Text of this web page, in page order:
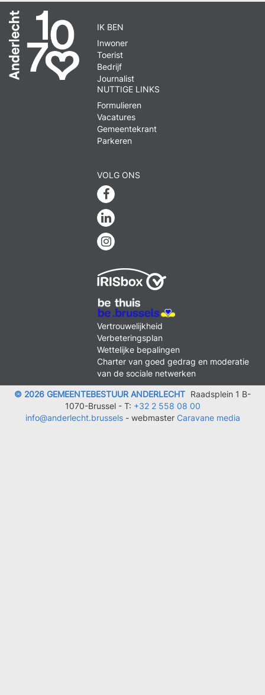
IK BEN
Inwoner
Toerist
Bedrijf
Journalist
NUTTIGE LINKS
Formulieren
Vacatures
Gemeentekrant
Parkeren
VOLG ONS
Facebook
Linkedin
Instagram
MENU
FOOTER
LEGAL
Vertrouwelijkheid
Verbeteringsplan
Wettelijke bepalingen
Charter van goed gedrag en moderatie
van de sociale netwerken
© 2026 GEMEENTEBESTUUR ANDERLECHT Raadsplein 1 B-
1070-Brussel - T: +32 2 558 08 00
info@anderlecht.brussels- webmaster Caravane media